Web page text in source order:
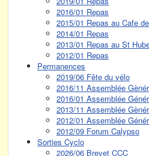
2016/01 Repas
2015/01 Repas au Cafe
2014/01 Repas
2013/01 Repas au St
2012/01 Repas
Permanences
2019/06 Fête du vélo
2016/11 Assemblée
2016/01 Assemblée
2013/11 Assemblée
2012/01 Assemblée
2012/09 Forum Calypso
Sorties Cyclo
2026/06 Brevet CCC